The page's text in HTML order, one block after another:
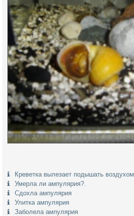
Креветка вылезает подышать воздухом
Умерла ли ампулярия?.
Сдохла ампулярия
Улитка ампулярия
Заболела ампулярия